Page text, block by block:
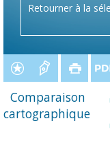
Retourner à la
Comparaison
cartographique